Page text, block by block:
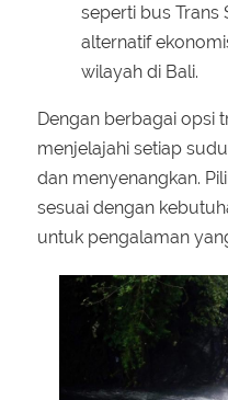
seperti bus Trans
alternatif
wilayah di Bali.
Dengan berbagai opsi
menjelajahi setiap
dan menyenangkan.
sesuai dengan
untuk pengalaman